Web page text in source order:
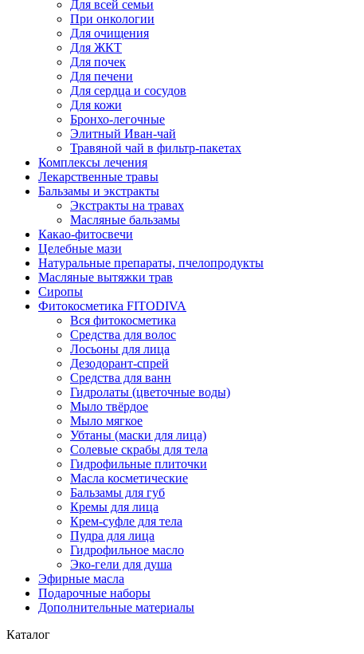
Для всей семьи
При онкологии
Для очищения
Для ЖКТ
Для почек
Для печени
Для сердца и сосудов
Для кожи
Бронхо-легочные
Элитный Иван-чай
Травяной чай в фильтр-пакетах
Комплексы лечения
Лекарственные травы
Бальзамы и экстракты
Экстракты на травах
Масляные бальзамы
Какао-фитосвечи
Целебные мази
Натуральные препараты, пчелопродукты
Масляные вытяжки трав
Сиропы
Фитокосметика FITODIVA
Вся фитокосметика
Средства для волос
Лосьоны для лица
Дезодорант-спрей
Средства для ванн
Гидролаты (цветочные воды)
Мыло твёрдое
Мыло мягкое
Убтаны (маски для лица)
Солевые скрабы для тела
Гидрофильные плиточки
Масла косметические
Бальзамы для губ
Кремы для лица
Крем-суфле для тела
Пудра для лица
Гидрофильное масло
Эко-гели для душа
Эфирные масла
Подарочные наборы
Дополнительные материалы
Каталог